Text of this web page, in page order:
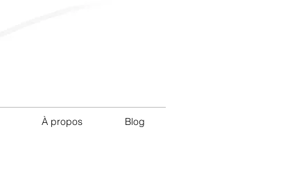
À propos Blog